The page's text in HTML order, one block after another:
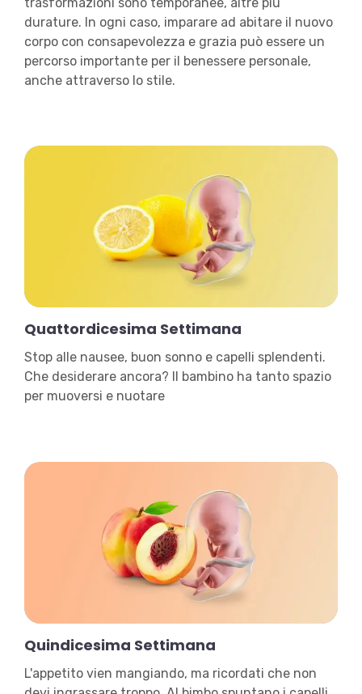
durature. In ogni caso, imparare ad abitare il nuovo
corpo con consapevolezza e grazia può essere un
percorso importante per il benessere personale,
anche attraverso lo stile.
Quattordicesima Settimana
Stop alle nausee, buon sonno e capelli splendenti.
Che desiderare ancora? Il bambino ha tanto spazio
per muoversi e nuotare
Quindicesima Settimana
L'appetito vien mangiando, ma ricordati che non